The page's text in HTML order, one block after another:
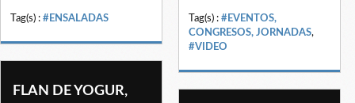
Tag(s) : #ENSALADAS Tag(s) : #EVENTOS,
CONGRESOS, JORNADAS,
#VIDEO
FLAN DE YOGUR,